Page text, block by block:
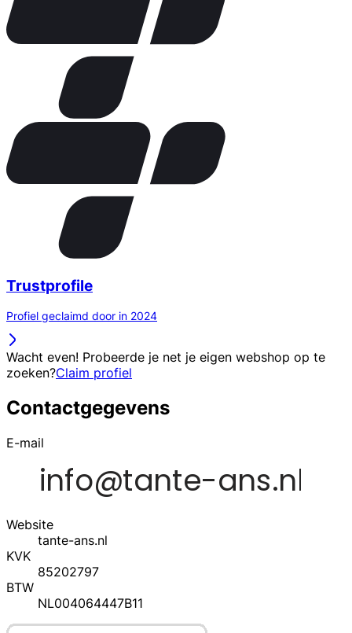
Trustprofile
Profiel geclaimd door in 2024
Wacht even! Probeerde je net je eigen webshop op te
zoeken?Claim profiel
Contactgegevens
E-mail
Website
tante-ans.nl
KVK
85202797
BTW
NL004064447B11